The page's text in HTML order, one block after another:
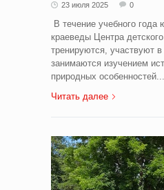
23 июля 2025 0
В течение учебного года
краеведы Центра
тренируются, участвуют
занимаются изучением
природных особенностей...
Читать далее